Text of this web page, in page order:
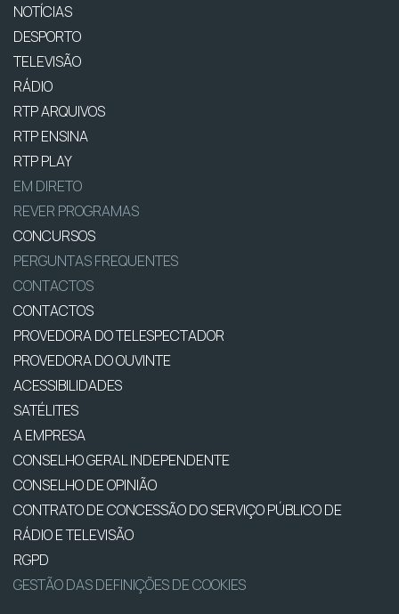
NOTÍCIAS
DESPORTO
TELEVISÃO
RÁDIO
RTP ARQUIVOS
RTP ENSINA
RTP PLAY
EM DIRETO
REVER PROGRAMAS
CONCURSOS
PERGUNTAS FREQUENTES
CONTACTOS
CONTACTOS
PROVEDORA DO TELESPECTADOR
PROVEDORA DO OUVINTE
ACESSIBILIDADES
SATÉLITES
A EMPRESA
CONSELHO GERAL INDEPENDENTE
CONSELHO DE OPINIÃO
CONTRATO DE CONCESSÃO DO SERVIÇO PÚBLICO DE
RÁDIO E TELEVISÃO
RGPD
GESTÃO DAS DEFINIÇÕES DE COOKIES